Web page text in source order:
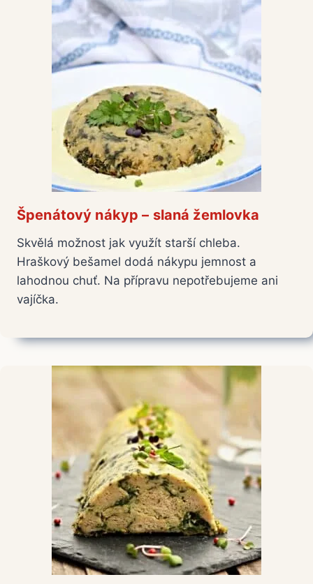
Špenátový nákyp – slaná žemlovka
Skvělá možnost jak využít starší chleba.
Hraškový bešamel dodá nákypu jemnost a
lahodnou chuť. Na přípravu nepotřebujeme ani
vajíčka.